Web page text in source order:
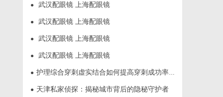
● 武汉配眼镜 上海配眼镜
● 武汉配眼镜 上海配眼镜
● 武汉配眼镜 上海配眼镜
● 武汉配眼镜 上海配眼镜
● 护理综合穿刺虚实结合如何提高穿刺成功率？立方幻境给出答案
● 天津私家侦探：揭秘城市背后的隐秘守护者